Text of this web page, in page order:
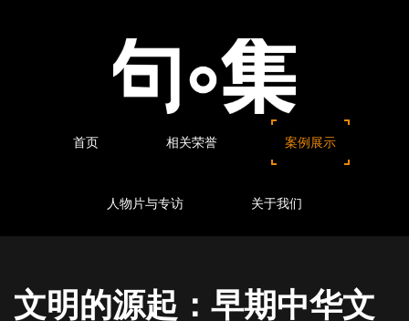
首页 相关荣誉 案例展示
人物片与专访 关于我们
文明的源起：早期中华文